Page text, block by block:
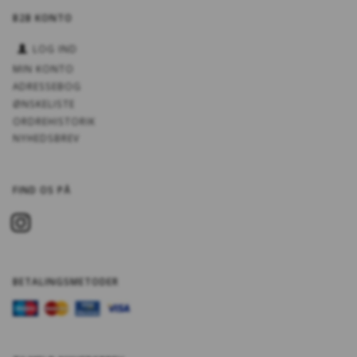
B2B KONTO
LOG IND
MIN KONTO
ADRESSEBOG
ØNSKELISTE
ORDREHISTORIK
NYHEDSBREV
FIND OS PÅ
BETALINGSMETODER